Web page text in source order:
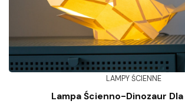
LAMPY ŚCIENNE
Lampa Ścienno-Dinozaur